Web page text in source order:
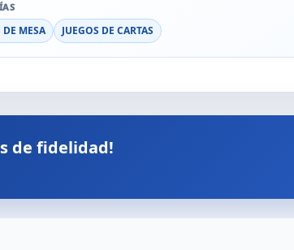
DE MESA JUEGOS DE CARTAS
de fidelidad!